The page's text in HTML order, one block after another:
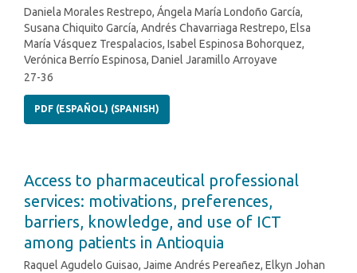
Daniela Morales Restrepo, Ángela María Londoño García,
Susana Chiquito García, Andrés Chavarriaga Restrepo, Elsa
María Vásquez Trespalacios, Isabel Espinosa Bohorquez,
Verónica Berrío Espinosa, Daniel Jaramillo Arroyave
27-36
PDF (ESPAÑOL) (SPANISH)
Access to pharmaceutical professional
services: motivations, preferences,
barriers, knowledge, and use of ICT
among patients in Antioquia
Raquel Agudelo Guisao, Jaime Andrés Pereañez, Elkyn Johan